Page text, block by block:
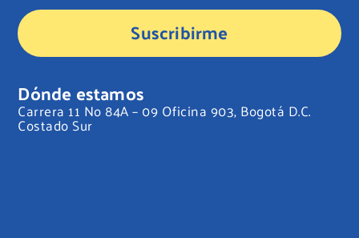
Suscribirme
Dónde estamos
Carrera 11 No 84A – 09 Oficina 903, Bogotá D.C.
Costado Sur